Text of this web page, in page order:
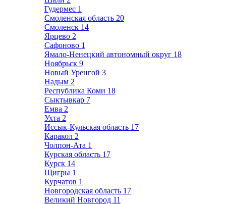
Гудермес 1
Смоленская область 20
Смоленск 14
Ярцево 2
Сафоново 1
Ямало-Ненецкий автономный округ 18
Ноябрьск 9
Новый Уренгой 3
Надым 2
Республика Коми 18
Сыктывкар 7
Емва 2
Ухта 2
Иссык-Кульская область 17
Каракол 2
Чолпон-Ата 1
Курская область 17
Курск 14
Щигры 1
Курчатов 1
Новгородская область 17
Великий Новгород 11